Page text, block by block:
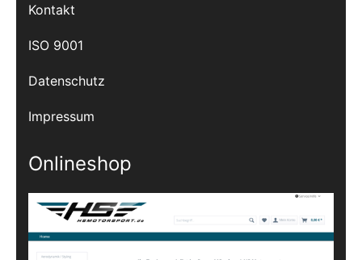
Kontakt
ISO 9001
Datenschutz
Impressum
Onlineshop